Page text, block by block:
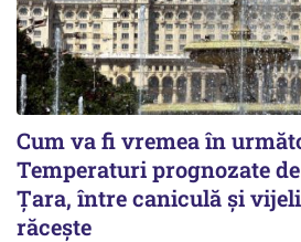
Cum va fi vremea în
Temperaturi prognozate de
Țara, între caniculă și
răcește